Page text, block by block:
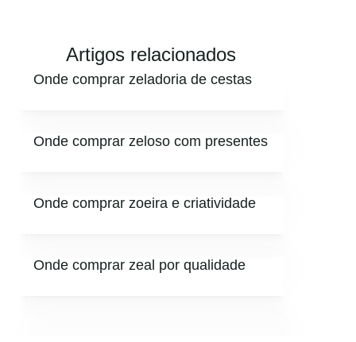
Artigos relacionados
Onde comprar zeladoria de cestas
Onde comprar zeloso com presentes
Onde comprar zoeira e criatividade
Onde comprar zeal por qualidade